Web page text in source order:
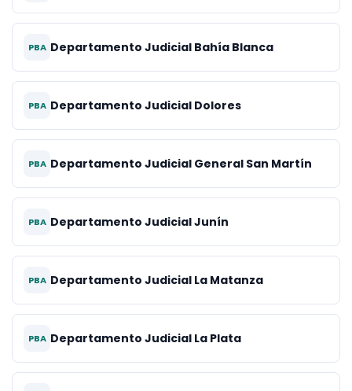
PBA Departamento Judicial Bahía Blanca
PBA Departamento Judicial Dolores
PBA Departamento Judicial General San Martín
PBA Departamento Judicial Junín
PBA Departamento Judicial La Matanza
PBA Departamento Judicial La Plata